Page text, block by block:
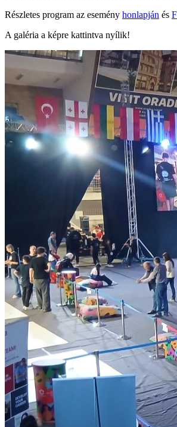
Részletes program az esemény honlapján és
A galéria a képre kattintva nyílik!